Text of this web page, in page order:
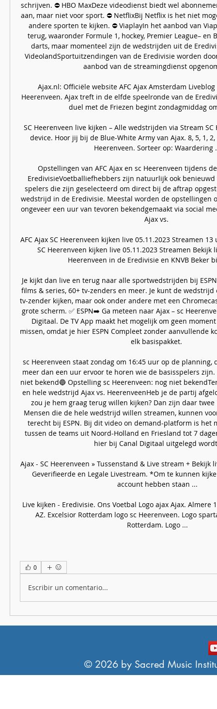
schrijven. ⛔️ HBO MaxDeze videodienst biedt wel
aan, maar niet voor sport. ⛔️ NetflixBij Netflix is het niet
andere sporten te kijken. ⛔️ ViaplayIn het aanbod van
terug, waaronder Formule 1, hockey, Premier League– en
darts, maar momenteel zijn de wedstrijden uit de
VideolandSportuitzendingen van de Eredivisie worden
aanbod van de streamingdienst
Ajax.nl: Officiële website AFC Ajax Amsterdam
Heerenveen. Ajax treft in de elfde speelronde van de
duel met de Friezen begint zondagmiddag
SC Heerenveen live kijken – Alle wedstrijden via Stream
device. Hoor jij bij de Blue-White Army van Ajax. 8, 5, 1,
Heerenveen. Sorteer op: Waardering
Opstellingen van AFC Ajax en sc Heerenveen tijdens
EredivisieVoetballiefhebbers zijn natuurlijk ook
spelers die zijn geselecteerd om direct bij de aftrap
wedstrijd in de Eredivisie. Meestal worden de opstellingen
ongeveer een uur van tevoren bekendgemaakt via social
Ajax vs.
AFC Ajax SC Heerenveen kijken live 05.11.2023 Streamen
SC Heerenveen kijken live 05.11.2023 Streamen Bekijk
Heerenveen in de Eredivisie en KNVB Beker
Je kijkt dan live en terug naar alle sportwedstrijden bij
films & series, 60+ tv-zenders en meer. Je kunt de
tv-zender kijken, maar ook onder andere met een
grote scherm. ✅ ESPN➡️ Ga meteen naar Ajax – sc
Digitaal. De TV App maakt het mogelijk om geen
missen, omdat je hier ESPN Compleet zonder aanvullende
elk basispakket.
sc Heerenveen staat zondag om 16:45 uur op de planning,
meer dan een uur ervoor te horen wie de basisspelers
niet bekend🔵 Opstelling sc Heerenveen: nog niet
en hele wedstrijd Ajax vs. HeerenveenHeb je de partij
zou je hem graag terug willen kijken? Dan zijn daar
Mensen die de hele wedstrijd willen streamen, kunnen
terecht bij ESPN. Bij dit video on demand-platform is het
tussen de teams uit Noord-Holland en Friesland tot 7
hier bij Canal Digitaal uitgelegd
Ajax - SC Heerenveen » Tussenstand & Live stream + Bekijk
Geverifieerde en Legale Livestream. *Om te kunnen
account hebben staan ...
Live kijken - Eredivisie. Ons Voetbal Logo ajax Ajax. Almere
AZ. Excelsior Rotterdam logo sc Heerenveen. Logo
Rotterdam. Logo ...
0
Escribir un comentario...
© 2026 by Sacred Music